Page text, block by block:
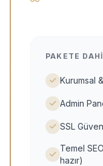
PAKETE
Kurumsal
Admin
SSL
Temel
hazır)